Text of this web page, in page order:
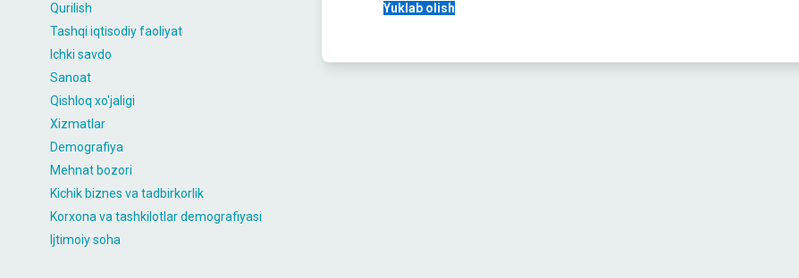
Qurilish
Tashqi iqtisodiy faoliyat
Ichki savdo
Sanoat
Qishloq xo'jaligi
Xizmatlar
Demografiya
Mehnat bozori
Kichik biznes va tadbirkorlik
Korxona va tashkilotlar demografiyasi
Ijtimoiy soha
Yuklab olish